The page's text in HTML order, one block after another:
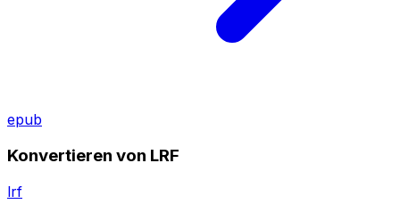
epub
Konvertieren von LRF
lrf